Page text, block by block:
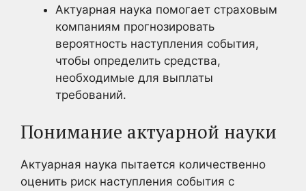
Актуарная наука помогает страховым
компаниям прогнозировать
вероятность наступления события,
чтобы определить средства,
необходимые для выплаты
требований.
Понимание актуарной науки
Актуарная наука пытается количественно
оценить риск наступления события с